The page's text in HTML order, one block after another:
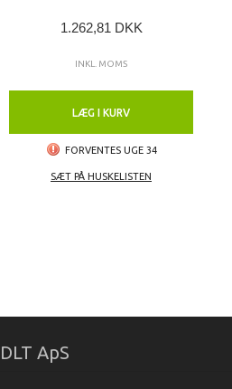
1.262,81 DKK
INKL. MOMS
LÆG I KURV
FORVENTES UGE 34
SÆT PÅ HUSKELISTEN
DLT ApS